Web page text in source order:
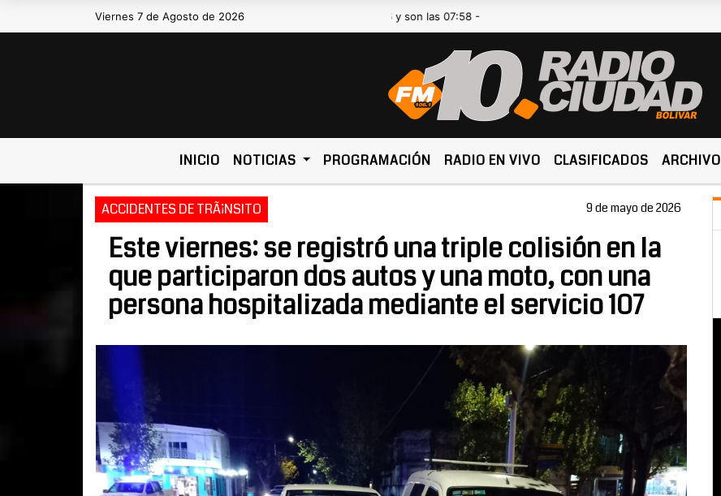
Viernes 7 de Agosto de 2026
Hoy es Viernes 7 de Agosto de 2026 y son las 07:58 -
INICIO NOTICIAS PROGRAMACIÓN RADIO EN VIVO CLASIFICADOS ARCHIVO
ACCIDENTES DE TRÃ¡NSITO 9 de mayo de 2026
Este viernes: se registró una triple colisión en la
que participaron dos autos y una moto, con una
persona hospitalizada mediante el servicio 107